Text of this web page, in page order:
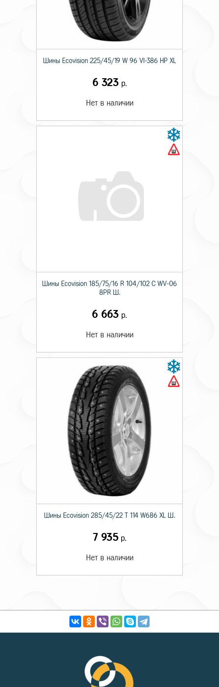
Шины Ecovision 225/45/19 W 96 VI-386 HP XL
6 323р.
Нет в наличии
Шины Ecovision 185/75/16 R 104/102 C WV-06
8PR Ш.
6 663 р.
Нет в наличии
Шины Ecovision 285/45/22 T 114 W686 XL Ш.
7 935р.
Нет в наличии